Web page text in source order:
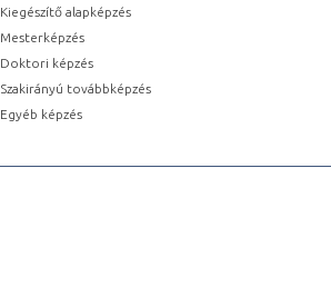
Kiegészítő alapképzés
Mesterképzés
Doktori képzés
Szakirányú továbbképzés
Egyéb képzés